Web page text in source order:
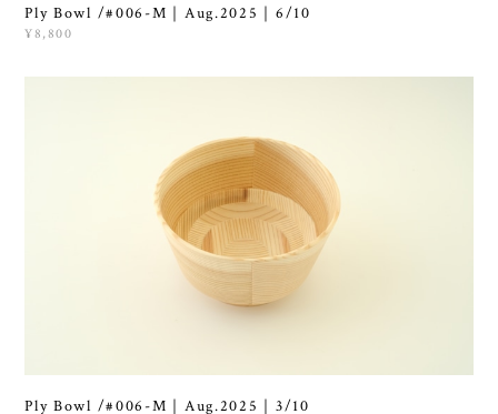
Ply Bowl /#006-M｜Aug.2025｜6/10
¥8,800
Ply Bowl /#006-M｜Aug.2025｜3/10